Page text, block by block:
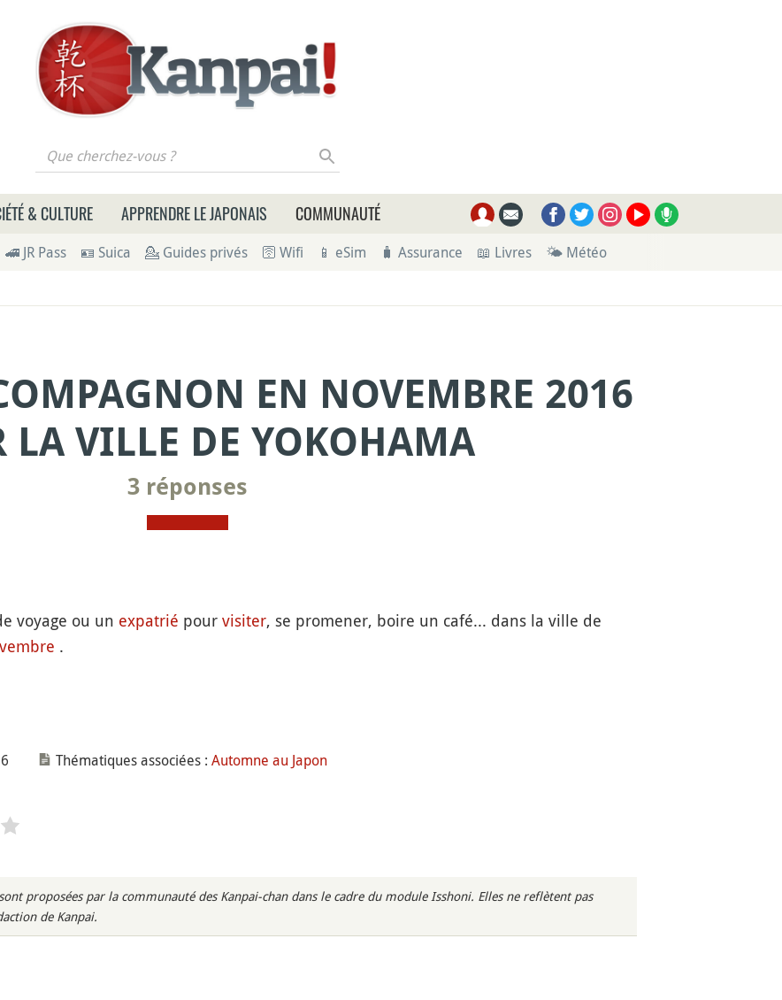
vous ?
& CULTURE APPRENDRE LE JAPONAIS COMMUNAUTÉ
🚄 JR Pass 🪪 Suica 💁 Guides privés 🛜 Wifi 📱 eSim 🧳 Assurance 📖 Livres 🌤 Météo
EN NOVEMBRE 2016
LA VILLE DE YOKOHAMA
3 réponses
voyage ou un expatrié pour visiter, se promener, boire un café... dans la ville de
.
Thématiques associées : Automne au Japon
proposées par la communauté des Kanpai-chan dans le cadre du module Isshoni. Elles ne reflètent pas
de Kanpai.